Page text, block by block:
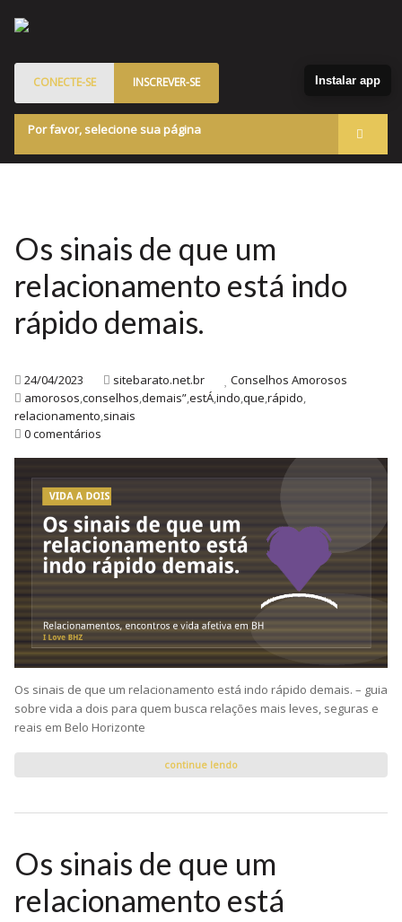
CONECTE-SE INSCREVER-SE
Por favor, selecione sua página
Programa de Patrocinados
Marketplace
Blog
Os sinais de que um
relacionamento está indo
rápido demais.
24/04/2023 sitebarato.net.br
Conselhos Amorosos
amorosos,conselhos,demais”,estÁ,indo,que,rápido,
relacionamento,sinais
0 comentários
Os sinais de que um relacionamento está indo rápido demais. – guia
sobre vida a dois para quem busca relações mais leves, seguras e
reais em Belo Horizonte
continue lendo
Os sinais de que um
relacionamento está
Instalar app